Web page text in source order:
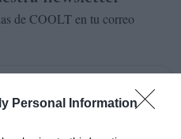
Personal Information
de COOLT en tu correo